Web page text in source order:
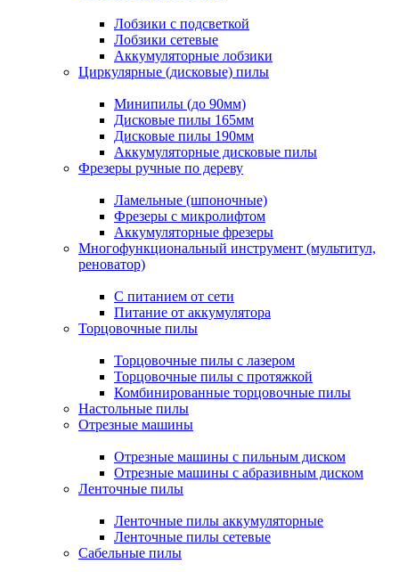
Лобзики с подсветкой
Лобзики сетевые
Аккумуляторные лобзики
Циркулярные (дисковые) пилы
Минипилы (до 90мм)
Дисковые пилы 165мм
Дисковые пилы 190мм
Аккумуляторные дисковые пилы
Фрезеры ручные по дереву
Ламельные (шпоночные)
Фрезеры с микролифтом
Аккумуляторные фрезеры
Многофункциональный инструмент (мультитул,
реноватор)
С питанием от сети
Питание от аккумулятора
Торцовочные пилы
Торцовочные пилы с лазером
Торцовочные пилы с протяжкой
Комбинированные торцовочные пилы
Настольные пилы
Отрезные машины
Отрезные машины с пильным диском
Отрезные машины с абразивным диском
Ленточные пилы
Ленточные пилы аккумуляторные
Ленточные пилы сетевые
Сабельные пилы